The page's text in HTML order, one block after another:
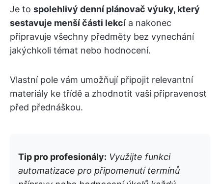
Je to spolehlivý denní plánovač výuky, který
sestavuje menší části lekcí a nakonec
připravuje všechny předměty bez vynechání
jakýchkoli témat nebo hodnocení.
Vlastní pole vám umožňují připojit relevantní
materiály ke třídě a zhodnotit vaši připravenost
před přednáškou.
Tip pro profesionály: Využijte funkci
automatizace pro připomenutí termínů